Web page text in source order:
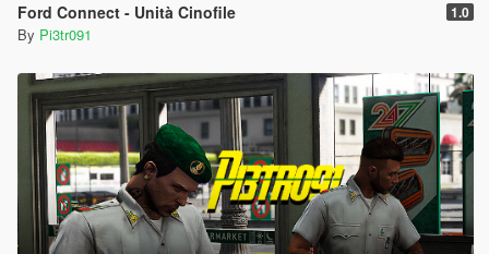
Ford Connect - Unità Cinofile 1.0
By Pi3tr091